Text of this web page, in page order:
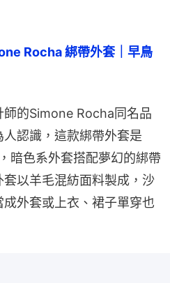
Rocha 綁帶外套｜早鳥
的Simone Rocha同名品
認識，這款綁帶外套是
暗色系外套搭配夢幻的綁帶
以羊毛混紡面料製成，沙
外套或上衣、裙子單穿也